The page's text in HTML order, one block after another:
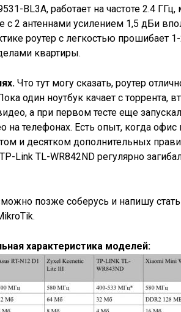
BL3A, работает на частоте 2.4
с 2 антеннами усилением 1,5 дБи
роутер с легкостью прошибает
квартиры.
Что тут могу сказать, роутер
один ноутбук качает с торрента,
а при первом тесте еще запускал
телефонах. Есть опыт, когда офис
и десятком дополнительных
Link TL-WR842ND регулярно
позже соберусь и напишу
характеристика моделей: